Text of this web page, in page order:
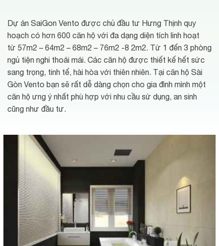
Dự án SaiGon Vento được chủ đầu tư Hưng Thịnh quy
hoạch có hơn 600 căn hộ với đa dạng diện tích linh hoạt
từ 57m2 – 64m2 – 68m2 – 76m2 -8 2m2. Từ 1 đến 3 phòng
ngủ tiện nghi thoải mái. Các căn hộ được thiết kế hết sức
sang trọng, tinh tế, hài hòa với thiên nhiên. Tại căn hộ Sài
Gòn Vento bạn sẽ rất dễ dàng chọn cho gia đình mình một
căn hộ ưng ý nhất phù hợp với nhu cầu sử dụng, an sinh
cũng như đầu tư.